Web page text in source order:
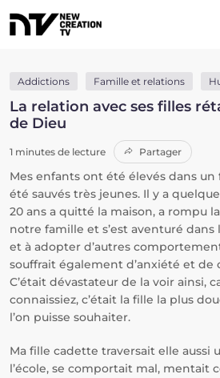
Addictions Famille et relations
La relation avec ses filles
de Dieu
1 minutes de lecture Partager
Mes enfants ont été élevés dans
été sauvés très jeunes. Il y a
20 ans a quitté la maison, a rompu
notre famille et s’est aventuré dans
et à adopter d’autres
souffrait également d’anxiété et de
C’était dévastateur de la voir ainsi,
connaissiez, c’était la fille la plus
l’on puisse souhaiter.
Ma fille cadette traversait elle aussi
l’école, se comportait mal, mentait